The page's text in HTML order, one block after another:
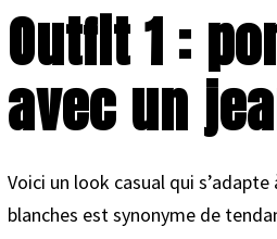
Outfit 1 :
avec un
Voici un look casual qui
blanches est synonyme de